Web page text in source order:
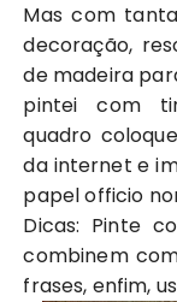
Mas com
decoração,
de madeira
pintei com
quadro
da internet e
papel officio
Dicas: Pinte
combinem
frases, enfim,